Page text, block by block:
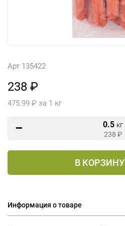
Арт 135422
238 ₽
475.99 ₽ за 1 кг
0.5 кг
238 ₽
В КОРЗИНУ
Информация о товаре